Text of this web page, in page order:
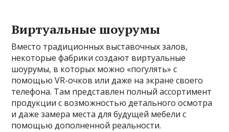
Виртуальные шоурумы
Вместо традиционных выставочных залов,
некоторые фабрики создают виртуальные
шоурумы, в которых можно «погулять» с
помощью VR-очков или даже на экране своего
телефона. Там представлен полный ассортимент
продукции с возможностью детального осмотра
и даже замера места для будущей мебели с
помощью дополненной реальности.